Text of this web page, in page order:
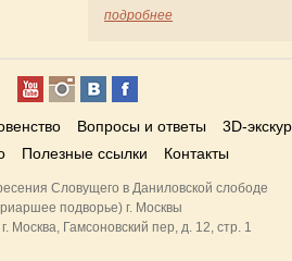
подробнее
Вопросы и ответы
3D-
Полезные ссылки Контакты
Словущего в Даниловской слободе
подворье) г. Москвы
Москва, Гамсоновский пер, д. 12, стр. 1